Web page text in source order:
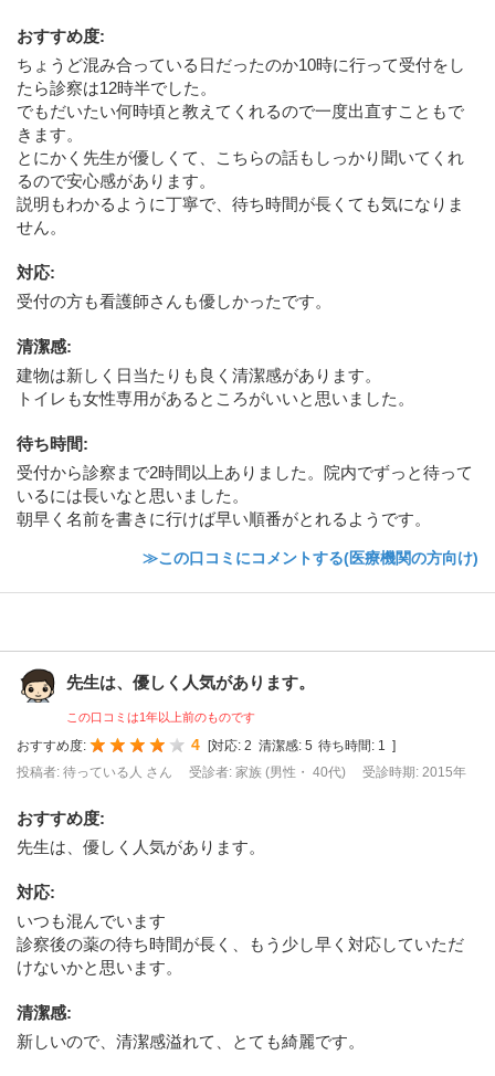
おすすめ度:
ちょうど混み合っている日だったのか10時に行って受付をし
たら診察は12時半でした。
でもだいたい何時頃と教えてくれるので一度出直すこともで
きます。
とにかく先生が優しくて、こちらの話もしっかり聞いてくれ
るので安心感があります。
説明もわかるように丁寧で、待ち時間が長くても気になりま
せん。
対応:
受付の方も看護師さんも優しかったです。
清潔感:
建物は新しく日当たりも良く清潔感があります。
トイレも女性専用があるところがいいと思いました。
待ち時間:
受付から診察まで2時間以上ありました。院内でずっと待って
いるには長いなと思いました。
朝早く名前を書きに行けば早い順番がとれるようです。
≫この口コミにコメントする(医療機関の方向け)
先生は、優しく人気があります。
この口コミは1年以上前のものです
おすすめ度: 4 対応: 2 清潔感: 5 待ち時間: 1
投稿者: 待っている人 さん
受診者: 家族 (男性・ 40代) 受診時期: 2015年
おすすめ度:
先生は、優しく人気があります。
対応:
いつも混んでいます
診察後の薬の待ち時間が長く、もう少し早く対応していただ
けないかと思います。
清潔感:
新しいので、清潔感溢れて、とても綺麗です。